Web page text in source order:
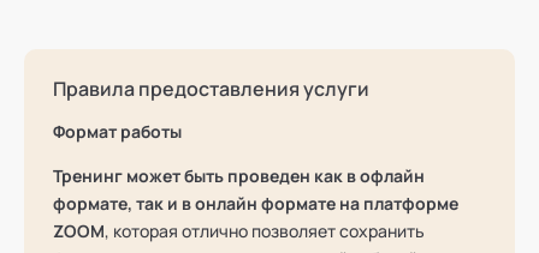
Правила предоставления услуги
Формат работы
Тренинг может быть проведен как в офлайн
формате, так и в онлайн формате на платформе
ZOOM, которая отлично позволяет сохранить